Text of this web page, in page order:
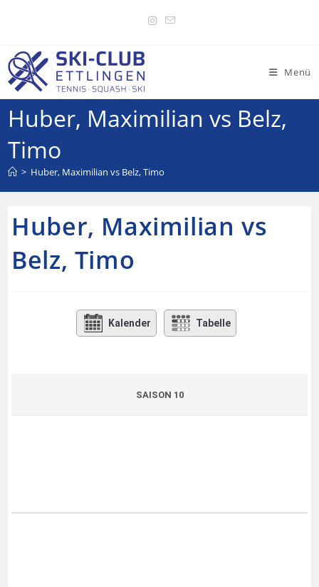
Menü
Huber, Maximilian vs Belz,
Timo
> Huber, Maximilian vs Belz, Timo
Huber, Maximilian vs
Belz, Timo
Kalender Tabelle
SAISON 10